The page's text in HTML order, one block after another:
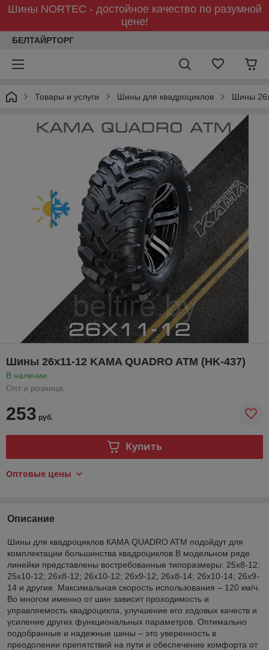
Шины NORTEC - достойное качество по разумной
цене!
БЕЛТАЙРТОРГ
Товары и услуги Шины для квадроциклов Шины
Шины 26х11-12 KAMA QUADRO ATM (HK-437)
В наличии
Опт и розница
253 руб.
Купить
Оптовые цены
Описание
Шины для квадроциклов КАМА QUADRO ATM подойдут для
комплектации большинства квадроциклов В модельном ряде
линейки представлены востребованные типоразмеры: 25х8-12;
25х10-12; 26x8-12; 26x10-12; 26x9-12; 26x8-14; 26x10-14; 26x9-
14 и другие. Максимальная скорость использования – 120 км/ч.
Во многом именно от шин зависит проходимость и
управляемость квадроцикла, улучшение его ходовых качеств и
усиление других функциональных параметров. Оптимально
подобранные и надежные шины – это уверенность в
преодолении препятствий на пути и обеспечение комфорта от